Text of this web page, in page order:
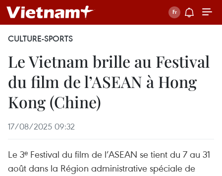
CULTURE-SPORTS
Le Vietnam brille au Festival
du film de l’ASEAN à Hong
Kong (Chine)
17/08/2025 09:32
Le 3ᵉ Festival du film de l’ASEAN se tient du 7 au 31
août dans la Région administrative spéciale de